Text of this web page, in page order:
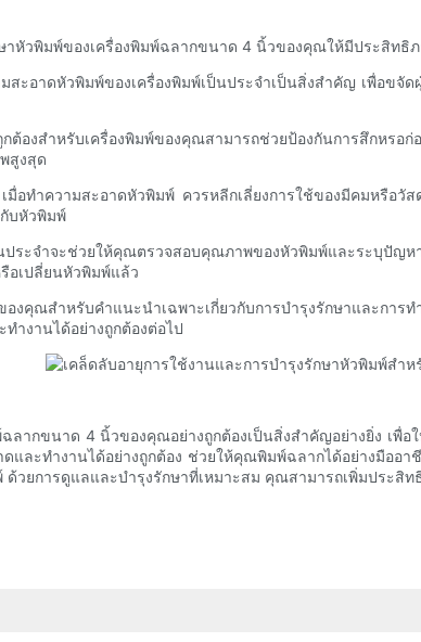
หัวพิมพ์ของเครื่องพิมพ์ฉลากขนาด 4 นิ้วของคุณให้มีประสิทธิ
สะอาดหัวพิมพ์ของเครื่องพิมพ์เป็นประจำเป็นสิ่งสำคัญ เพื่อ
องสำหรับเครื่องพิมพ์ของคุณสามารถช่วยป้องกันการสึกหร
สูงสุด
อทำความสะอาดหัวพิมพ์ ควรหลีกเลี่ยงการใช้ของมีคมหรือ
บหัวพิมพ์
ระจำจะช่วยให้คุณตรวจสอบคุณภาพของหัวพิมพ์และระบุปัญ
อเปลี่ยนหัวพิมพ์แล้ว
งคุณสำหรับคำแนะนำเฉพาะเกี่ยวกับการบำรุงรักษาและกา
ำงานได้อย่างถูกต้องต่อไป
ลากขนาด 4 นิ้วของคุณอย่างถูกต้องเป็นสิ่งสำคัญอย่างยิ่ง เ
ละทำงานได้อย่างถูกต้อง ช่วยให้คุณพิมพ์ฉลากได้อย่างมืออ
ด้วยการดูแลและบำรุงรักษาที่เหมาะสม คุณสามารถเพิ่มประ